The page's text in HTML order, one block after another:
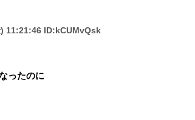
11:21:46 ID:kCUMvQsk
ったのに